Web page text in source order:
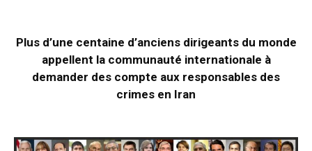
Plus d’une centaine d’anciens dirigeants du monde
appellent la communauté internationale à
demander des compte aux responsables des
crimes en Iran